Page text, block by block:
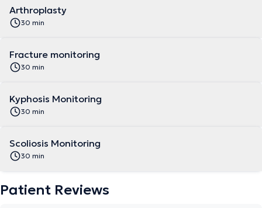
Arthroplasty
30 min
Fracture monitoring
30 min
Kyphosis Monitoring
30 min
Scoliosis Monitoring
30 min
Patient Reviews